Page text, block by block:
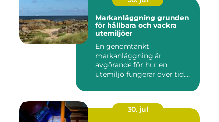
Markanläggning grunden
för hållbara och vackra
utemiljöer
En genomtänkt
markanläggning är
avgörande för hur en
utemiljö fungerar över tid.
30. jul